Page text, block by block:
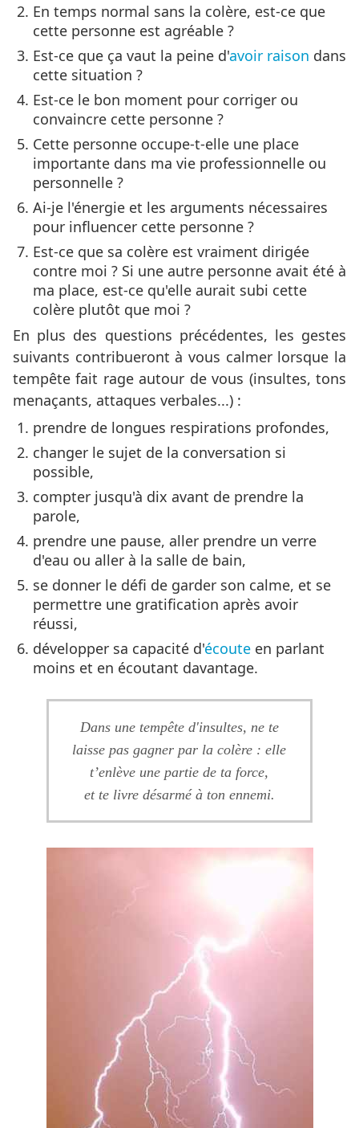
En temps normal sans la colère, est-ce que
cette personne est agréable ?
Est-ce que ça vaut la peine d'avoir raison dans
cette situation ?
Est-ce le bon moment pour corriger ou
convaincre cette personne ?
Cette personne occupe-t-elle une place
importante dans ma vie professionnelle ou
personnelle ?
Ai-je l'énergie et les arguments nécessaires
pour influencer cette personne ?
Est-ce que sa colère est vraiment dirigée
contre moi ? Si une autre personne avait été à
ma place, est-ce qu'elle aurait subi cette
colère plutôt que moi ?
En plus des questions précédentes, les gestes
suivants contribueront à vous calmer lorsque la
tempête fait rage autour de vous (insultes, tons
menaçants, attaques verbales...) :
prendre de longues respirations profondes,
changer le sujet de la conversation si
possible,
compter jusqu'à dix avant de prendre la
parole,
prendre une pause, aller prendre un verre
d'eau ou aller à la salle de bain,
se donner le défi de garder son calme, et se
permettre une gratification après avoir
réussi,
développer sa capacité d'écoute en parlant
moins et en écoutant davantage.
Dans une tempête d'insultes, ne te
laisse pas gagner par la colère : elle
t’enlève une partie de ta force,
et te livre désarmé à ton ennemi.